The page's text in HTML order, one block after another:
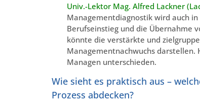
Univ.-Lektor Mag. Alfred Lackner
Managementdiagnostik wird auch
Berufseinstieg und die Übernahme
könnte die verstärkte und
Managementnachwuchs darstellen.
Managen unterschieden.
Wie sieht es praktisch aus –
Prozess abdecken?